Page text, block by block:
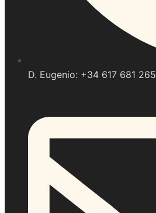
D. Eugenio: +34 617 681 265